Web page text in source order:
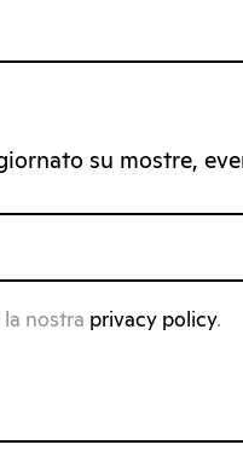
su mostre,
nostra privacy policy.